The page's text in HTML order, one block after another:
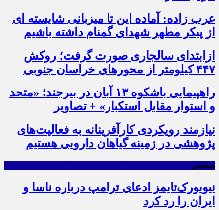
عرب زاده: آماده این تا میزبانی شایسته ای
از پیکر مطهر شهدای گمنام داشته باشیم
ازابتدای سالجاری صورت گرفت؛ روکش
۴۴۷ کیلومتر از محورهای خراسان جنوبی
راهپیمایی باشکوه ۱۳ آبان در بیرجند؛ «متحد
و استوار مقابل استکبار» + تصاویر
نیازمند رویکردی کارآفرینانه به فعالیت‌های
پژوهشی در زمینه گیاهان دارویی هستیم
سیاسی
نیویورک‌تایمز ادعای ترامپ درباره ناسا و
ایران را رد کرد